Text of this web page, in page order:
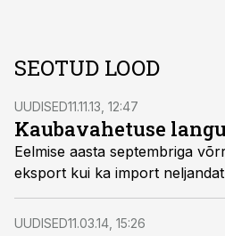
SEOTUD LOOD
UUDISED11.11.13, 12:47
Kaubavahetuse
Eelmise aasta septembriga
eksport kui ka import
UUDISED11.03.14, 15:26